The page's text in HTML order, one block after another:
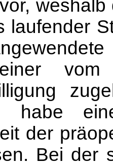
laufender
vom
habe
der
Bei der